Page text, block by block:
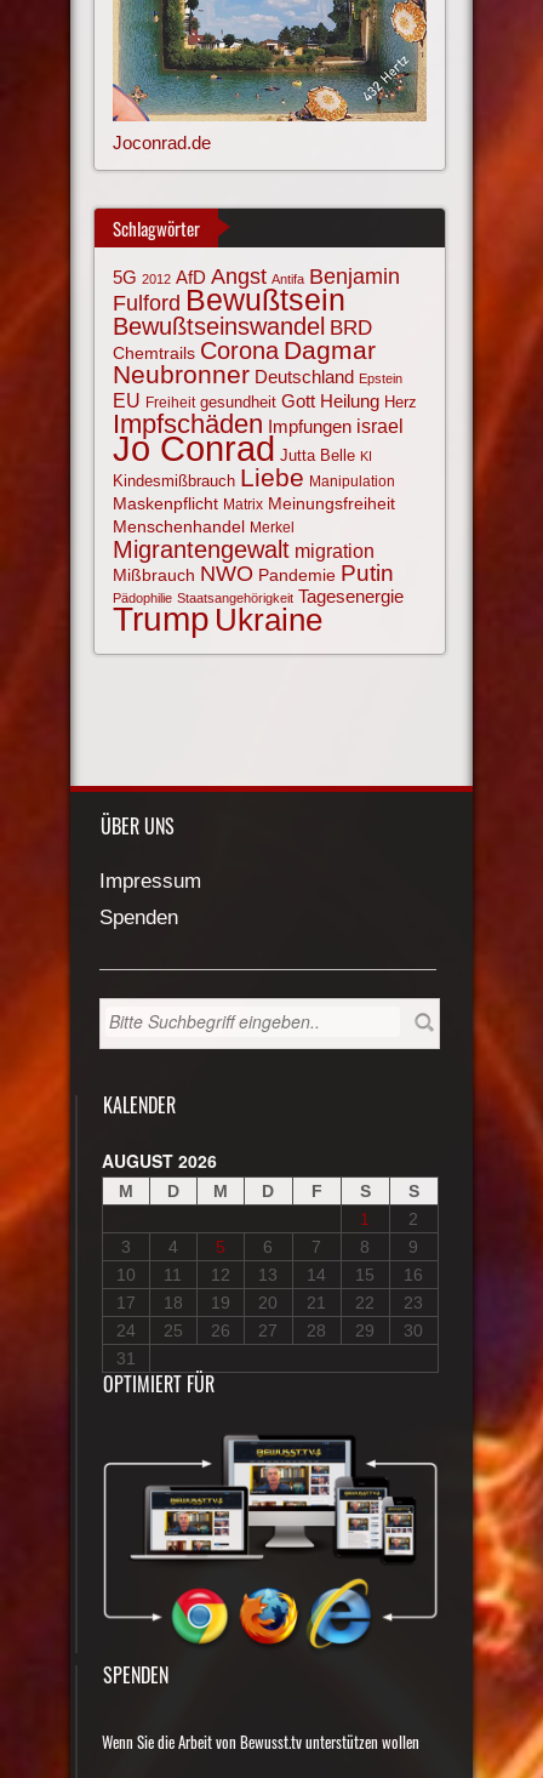
Joconrad.de
Schlagwörter
5G 2012 AfD Angst Antifa Benjamin
Fulford Bewußtsein
Bewußtseinswandel BRD
Chemtrails Corona Dagmar
Neubronner Deutschland Epstein
EU Freiheit gesundheit Gott Heilung Herz
Impfschäden Impfungen israel
Jo Conrad Jutta Belle KI
Kindesmißbrauch Liebe Manipulation
Maskenpflicht Matrix Meinungsfreiheit
Menschenhandel Merkel
Migrantengewalt migration
Mißbrauch NWO Pandemie Putin
Pädophilie Staatsangehörigkeit Tagesenergie
Trump Ukraine
ÜBER UNS
Impressum
Spenden
KALENDER
AUGUST 2026
M D M D F S
S
1
2
3
4 5 6 7 8
9
10
11 12 13 14 15
16
17
18 19 20 21 22
23
24
25 26 27 28 29
30
31
OPTIMIERT FÜR
SPENDEN
Wenn Sie die Arbeit von Bewusst.tv unterstützen wollen